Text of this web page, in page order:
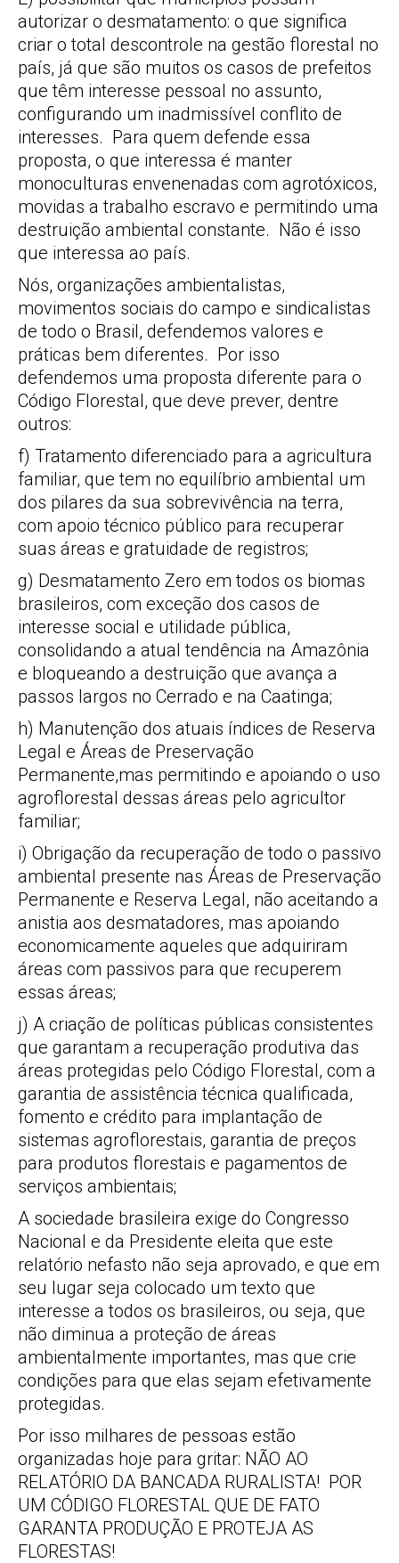
autorizar o desmatamento: o que significa
criar o total descontrole na gestão florestal no
país, já que são muitos os casos de prefeitos
que têm interesse pessoal no assunto,
configurando um inadmissível conflito de
interesses. Para quem defende essa
proposta, o que interessa é manter
monoculturas envenenadas com agrotóxicos,
movidas a trabalho escravo e permitindo uma
destruição ambiental constante. Não é isso
que interessa ao país.
Nós, organizações ambientalistas,
movimentos sociais do campo e sindicalistas
de todo o Brasil, defendemos valores e
práticas bem diferentes. Por isso
defendemos uma proposta diferente para o
Código Florestal, que deve prever, dentre
outros:
f) Tratamento diferenciado para a agricultura
familiar, que tem no equilíbrio ambiental um
dos pilares da sua sobrevivência na terra,
com apoio técnico público para recuperar
suas áreas e gratuidade de registros;
g) Desmatamento Zero em todos os biomas
brasileiros, com exceção dos casos de
interesse social e utilidade pública,
consolidando a atual tendência na Amazônia
e bloqueando a destruição que avança a
passos largos no Cerrado e na Caatinga;
h) Manutenção dos atuais índices de Reserva
Legal e Áreas de Preservação
Permanente,mas permitindo e apoiando o uso
agroflorestal dessas áreas pelo agricultor
familiar;
i) Obrigação da recuperação de todo o passivo
ambiental presente nas Áreas de Preservação
Permanente e Reserva Legal, não aceitando a
anistia aos desmatadores, mas apoiando
economicamente aqueles que adquiriram
áreas com passivos para que recuperem
essas áreas;
j) A criação de políticas públicas consistentes
que garantam a recuperação produtiva das
áreas protegidas pelo Código Florestal, com a
garantia de assistência técnica qualificada,
fomento e crédito para implantação de
sistemas agroflorestais, garantia de preços
para produtos florestais e pagamentos de
serviços ambientais;
A sociedade brasileira exige do Congresso
Nacional e da Presidente eleita que este
relatório nefasto não seja aprovado, e que em
seu lugar seja colocado um texto que
interesse a todos os brasileiros, ou seja, que
não diminua a proteção de áreas
ambientalmente importantes, mas que crie
condições para que elas sejam efetivamente
protegidas.
Por isso milhares de pessoas estão
organizadas hoje para gritar: NÃO AO
RELATÓRIO DA BANCADA RURALISTA! POR
UM CÓDIGO FLORESTAL QUE DE FATO
GARANTA PRODUÇÃO E PROTEJA AS
FLORESTAS!